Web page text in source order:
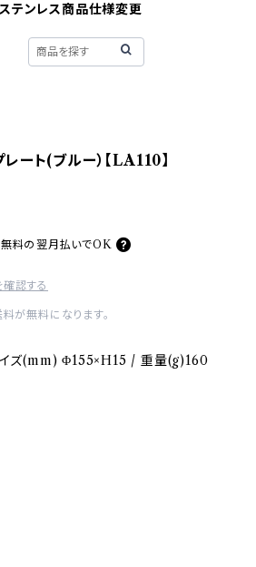
ステンレス商品仕様変更
ート(ブルー）【LA110】
料の 翌月払いでOK
認する
が無料になります。
イズ(mm) Φ155×H15 / 重量(g)160